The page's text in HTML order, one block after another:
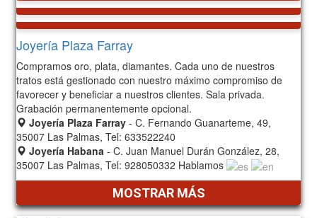
Joyería Plaza Farray
Compramos oro, plata, diamantes. Cada uno de nuestros
tratos está gestionado con nuestro máximo compromiso de
favorecer y beneficiar a nuestros clientes. Sala privada.
Grabación permanentemente opcional.
Joyería Plaza Farray - C. Fernando Guanarteme, 49,
35007 Las Palmas, Tel: 633522240
Joyería Habana - C. Juan Manuel Durán González, 28,
35007 Las Palmas, Tel: 928050332 Hablamos
MOSTRAR MÁS